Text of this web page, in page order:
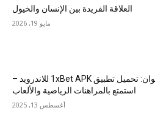
العلاقة الفريدة بين الإنسان والخيول
مايو 19, 2026
عنوان: تحميل تطبيق 1xBet APK للاندرويد –
استمتع بالمراهنات الرياضية والألعاب
أغسطس 13, 2025